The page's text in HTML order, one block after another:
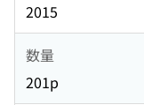
2015
数量
201p